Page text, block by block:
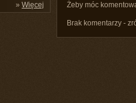
» Więcej Żeby móc
Brak komentarzy -